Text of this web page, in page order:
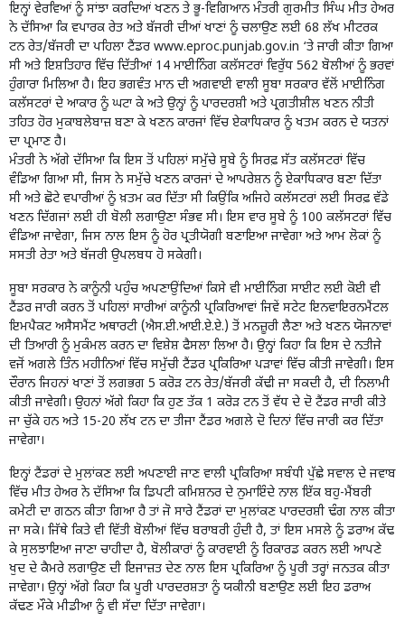
ਇਨ੍ਹਾਂ ਵੇਰਵਿਆਂ ਨੂੰ ਸਾਂਝਾ ਕਰਦਿਆਂ ਖਣਨ ਤੇ ਭੂ-ਵਿਗਿਆਨ ਮੰਤਰੀ ਗੁਰਮੀਤ ਸਿੰਘ ਮੀਤ ਹੇਅਰ
ਨੇ ਦੱਸਿਆ ਕਿ ਵਪਾਰਕ ਰੇਤ ਅਤੇ ਬੱਜਰੀ ਦੀਆਂ ਖਾਣਾਂ ਨੂੰ ਚਲਾਉਣ ਲਈ 68 ਲੱਖ ਮੀਟਰਕ
ਟਨ ਰੇਤ/ਬੱਜਰੀ ਦਾ ਪਹਿਲਾ ਟੈਂਡਰ www.eproc.punjab.gov.in ‘ਤੇ ਜਾਰੀ ਕੀਤਾ ਗਿਆ
ਸੀ ਅਤੇ ਇਸ਼ਤਿਹਾਰ ਵਿੱਚ ਦਿੱਤੀਆਂ 14 ਮਾਈਨਿੰਗ ਕਲੱਸਟਰਾਂ ਵਿਰੁੱਧ 562 ਬੋਲੀਆਂ ਨੂੰ ਭਰਵਾਂ
ਹੁੰਗਾਰਾ ਮਿਲਿਆ ਹੈ। ਇਹ ਭਗਵੰਤ ਮਾਨ ਦੀ ਅਗਵਾਈ ਵਾਲੀ ਸੂਬਾ ਸਰਕਾਰ ਵੱਲੋਂ ਮਾਈਨਿੰਗ
ਕਲੱਸਟਰਾਂ ਦੇ ਆਕਾਰ ਨੂੰ ਘਟਾ ਕੇ ਅਤੇ ਉਨ੍ਹਾਂ ਨੂੰ ਪਾਰਦਰਸ਼ੀ ਅਤੇ ਪ੍ਰਗਤੀਸ਼ੀਲ ਖਣਨ ਨੀਤੀ
ਤਹਿਤ ਹੋਰ ਮੁਕਾਬਲੇਬਾਜ਼ ਬਣਾ ਕੇ ਖਣਨ ਕਾਰਜਾਂ ਵਿੱਚ ਏਕਾਧਿਕਾਰ ਨੂੰ ਖਤਮ ਕਰਨ ਦੇ ਯਤਨਾਂ
ਦਾ ਪ੍ਰਮਾਣ ਹੈ।
ਮੰਤਰੀ ਨੇ ਅੱਗੇ ਦੱਸਿਆ ਕਿ ਇਸ ਤੋਂ ਪਹਿਲਾਂ ਸਮੁੱਚੇ ਸੂਬੇ ਨੂੰ ਸਿਰਫ਼ ਸੱਤ ਕਲੱਸਟਰਾਂ ਵਿੱਚ
ਵੰਡਿਆ ਗਿਆ ਸੀ, ਜਿਸ ਨੇ ਸਮੁੱਚੇ ਖਣਨ ਕਾਰਜਾਂ ਦੇ ਆਪਰੇਸ਼ਨ ਨੂੰ ਏਕਾਧਿਕਾਰ ਬਣਾ ਦਿੱਤਾ
ਸੀ ਅਤੇ ਛੋਟੇ ਵਪਾਰੀਆਂ ਨੂੰ ਖ਼ਤਮ ਕਰ ਦਿੱਤਾ ਸੀ ਕਿਉਂਕਿ ਅਜਿਹੇ ਕਲੱਸਟਰਾਂ ਲਈ ਸਿਰਫ਼ ਵੱਡੇ
ਖਣਨ ਦਿੱਗਜਾਂ ਲਈ ਹੀ ਬੋਲੀ ਲਗਾਉਣਾ ਸੰਭਵ ਸੀ। ਇਸ ਵਾਰ ਸੂਬੇ ਨੂੰ 100 ਕਲੱਸਟਰਾਂ ਵਿੱਚ
ਵੰਡਿਆ ਜਾਵੇਗਾ, ਜਿਸ ਨਾਲ ਇਸ ਨੂੰ ਹੋਰ ਪ੍ਰਤੀਯੋਗੀ ਬਣਾਇਆ ਜਾਵੇਗਾ ਅਤੇ ਆਮ ਲੋਕਾਂ ਨੂੰ
ਸਸਤੀ ਰੇਤਾ ਅਤੇ ਬੱਜਰੀ ਉਪਲਬਧ ਹੋ ਸਕੇਗੀ।
ਸੂਬਾ ਸਰਕਾਰ ਨੇ ਕਾਨੂੰਨੀ ਪਹੁੰਚ ਅਪਣਾਉਂਦਿਆਂ ਕਿਸੇ ਵੀ ਮਾਈਨਿੰਗ ਸਾਈਟ ਲਈ ਕੋਈ ਵੀ
ਟੈਂਡਰ ਜਾਰੀ ਕਰਨ ਤੋਂ ਪਹਿਲਾਂ ਸਾਰੀਆਂ ਕਾਨੂੰਨੀ ਪ੍ਰਕਿਰਿਆਵਾਂ ਜਿਵੇਂ ਸਟੇਟ ਇਨਵਾਇਰਨਮੈਂਟਲ
ਇਮਪੈਕਟ ਅਸੈਸਮੈਂਟ ਅਥਾਰਟੀ (ਐਸ.ਈ.ਆਈ.ਏ.ਏ.) ਤੋਂ ਮਨਜ਼ੂਰੀ ਲੈਣਾ ਅਤੇ ਖਣਨ ਯੋਜਨਾਵਾਂ
ਦੀ ਤਿਆਰੀ ਨੂੰ ਮੁਕੰਮਲ ਕਰਨ ਦਾ ਵਿਸ਼ੇਸ਼ ਫੈਸਲਾ ਲਿਆ ਹੈ। ਉਨ੍ਹਾਂ ਕਿਹਾ ਕਿ ਇਸ ਦੇ ਨਤੀਜੇ
ਵਜੋਂ ਅਗਲੇ ਤਿੰਨ ਮਹੀਨਿਆਂ ਵਿੱਚ ਸਮੁੱਚੀ ਟੈਂਡਰ ਪ੍ਰਕਿਰਿਆ ਪੜਾਵਾਂ ਵਿੱਚ ਕੀਤੀ ਜਾਵੇਗੀ। ਇਸ
ਦੌਰਾਨ ਜਿਹਨਾਂ ਖਾਣਾਂ ਤੋਂ ਲਗਭਗ 5 ਕਰੋੜ ਟਨ ਰੇਤ/ਬੱਜਰੀ ਕੱਢੀ ਜਾ ਸਕਦੀ ਹੈ, ਦੀ ਨਿਲਾਮੀ
ਕੀਤੀ ਜਾਵੇਗੀ। ਉਹਨਾਂ ਅੱਗੇ ਕਿਹਾ ਕਿ ਹੁਣ ਤੱਕ 1 ਕਰੋੜ ਟਨ ਤੋਂ ਵੱਧ ਦੇ ਦੋ ਟੈਂਡਰ ਜਾਰੀ ਕੀਤੇ
ਜਾ ਚੁੱਕੇ ਹਨ ਅਤੇ 15-20 ਲੱਖ ਟਨ ਦਾ ਤੀਜਾ ਟੈਂਡਰ ਅਗਲੇ ਦੋ ਦਿਨਾਂ ਵਿੱਚ ਜਾਰੀ ਕਰ ਦਿੱਤਾ
ਜਾਵੇਗਾ।
ਇਨ੍ਹਾਂ ਟੈਂਡਰਾਂ ਦੇ ਮੁਲਾਂਕਣ ਲਈ ਅਪਣਾਈ ਜਾਣ ਵਾਲੀ ਪ੍ਰਕਿਰਿਆ ਸਬੰਧੀ ਪੁੱਛੇ ਸਵਾਲ ਦੇ ਜਵਾਬ
ਵਿੱਚ ਮੀਤ ਹੇਅਰ ਨੇ ਦੱਸਿਆ ਕਿ ਡਿਪਟੀ ਕਮਿਸ਼ਨਰ ਦੇ ਨੁਮਾਇੰਦੇ ਨਾਲ ਇੱਕ ਬਹੁ-ਮੈਂਬਰੀ
ਕਮੇਟੀ ਦਾ ਗਠਨ ਕੀਤਾ ਗਿਆ ਹੈ ਤਾਂ ਜੋ ਸਾਰੇ ਟੈਂਡਰਾਂ ਦਾ ਮੁਲਾਂਕਣ ਪਾਰਦਰਸ਼ੀ ਢੰਗ ਨਾਲ ਕੀਤਾ
ਜਾ ਸਕੇ। ਜਿੱਥੇ ਕਿਤੇ ਵੀ ਵਿੱਤੀ ਬੋਲੀਆਂ ਵਿੱਚ ਬਰਾਬਰੀ ਹੁੰਦੀ ਹੈ, ਤਾਂ ਇਸ ਮਸਲੇ ਨੂੰ ਡਰਾਅ ਕੱਢ
ਕੇ ਸੁਲਝਾਇਆ ਜਾਣਾ ਚਾਹੀਦਾ ਹੈ, ਬੋਲੀਕਾਰਾਂ ਨੂੰ ਕਾਰਵਾਈ ਨੂੰ ਰਿਕਾਰਡ ਕਰਨ ਲਈ ਆਪਣੇ
ਖੁਦ ਦੇ ਕੈਮਰੇ ਲਗਾਉਣ ਦੀ ਇਜਾਜ਼ਤ ਦੇਣ ਨਾਲ ਇਸ ਪ੍ਰਕਿਰਿਆ ਨੂੰ ਪੂਰੀ ਤਰ੍ਹਾਂ ਜਨਤਕ ਕੀਤਾ
ਜਾਵੇਗਾ। ਉਨ੍ਹਾਂ ਅੱਗੇ ਕਿਹਾ ਕਿ ਪੂਰੀ ਪਾਰਦਰਸ਼ਤਾ ਨੂੰ ਯਕੀਨੀ ਬਣਾਉਣ ਲਈ ਇਹ ਡਰਾਅ
ਕੱਢਣ ਮੌਕੇ ਮੀਡੀਆ ਨੂੰ ਵੀ ਸੱਦਾ ਦਿੱਤਾ ਜਾਵੇਗਾ।